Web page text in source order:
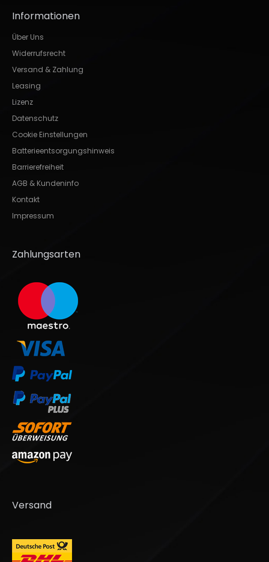
Informationen
Über Uns
Widerrufsrecht
Versand & Zahlung
Leasing
Lizenz
Datenschutz
Cookie Einstellungen
Batterieentsorgungshinweis
Barrierefreiheit
AGB & Kundeninfo
Kontakt
Impressum
Zahlungsarten
Versand